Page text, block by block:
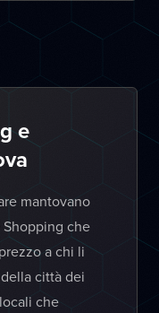
e
mantovano
che
a chi li
città dei
che